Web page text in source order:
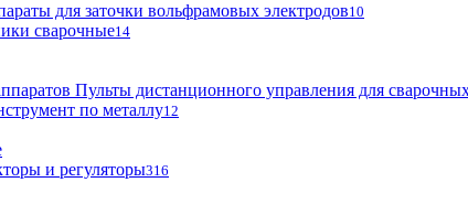
для заточки вольфрамовых электродов10
сварочные14
Пульты дистанционного управления для
по металлу12
и регуляторы316